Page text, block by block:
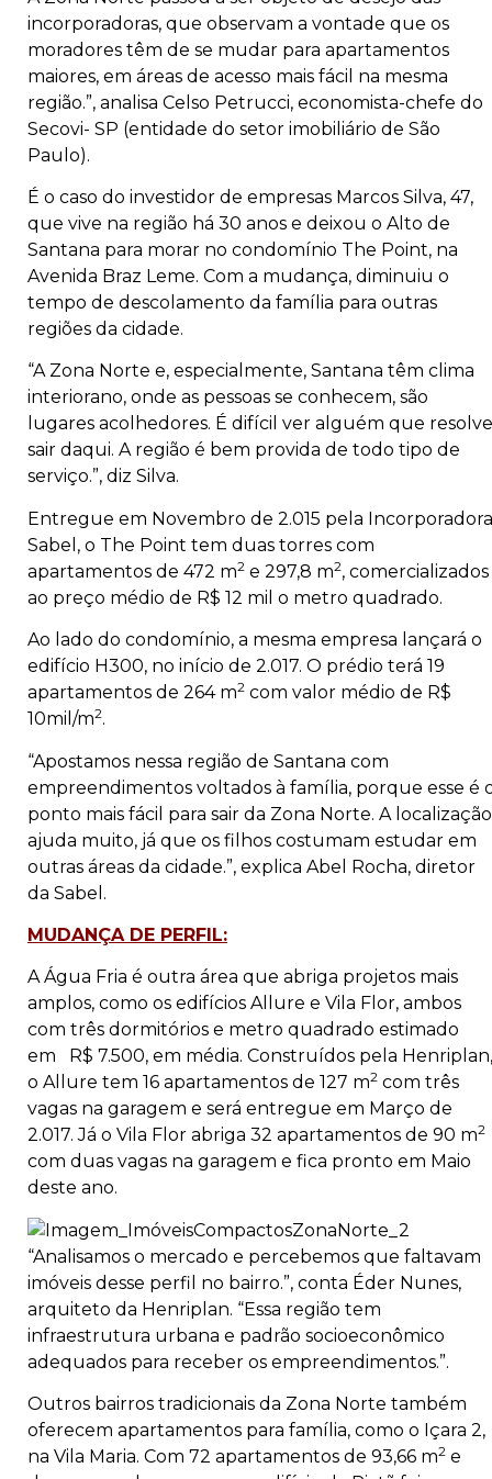
incorporadoras, que observam a vontade que os
moradores têm de se mudar para apartamentos
maiores, em áreas de acesso mais fácil na mesma
região.”, analisa Celso Petrucci, economista-chefe do
Secovi- SP (entidade do setor imobiliário de São
Paulo).
É o caso do investidor de empresas Marcos Silva, 47,
que vive na região há 30 anos e deixou o Alto de
Santana para morar no condomínio The Point, na
Avenida Braz Leme. Com a mudança, diminuiu o
tempo de descolamento da família para outras
regiões da cidade.
“A Zona Norte e, especialmente, Santana têm clima
interiorano, onde as pessoas se conhecem, são
lugares acolhedores. É difícil ver alguém que resolve
sair daqui. A região é bem provida de todo tipo de
serviço.”, diz Silva.
Entregue em Novembro de 2.015 pela Incorporadora
Sabel, o The Point tem duas torres com
apartamentos de 472 m2 e 297,8 m2, comercializados
ao preço médio de R$ 12 mil o metro quadrado.
Ao lado do condomínio, a mesma empresa lançará o
edifício H300, no início de 2.017. O prédio terá 19
apartamentos de 264 m2 com valor médio de R$
10mil/m2.
“Apostamos nessa região de Santana com
empreendimentos voltados à família, porque esse é
ponto mais fácil para sair da Zona Norte. A localização
ajuda muito, já que os filhos costumam estudar em
outras áreas da cidade.”, explica Abel Rocha, diretor
da Sabel.
MUDANÇA DE PERFIL:
A Água Fria é outra área que abriga projetos mais
amplos, como os edifícios Allure e Vila Flor, ambos
com três dormitórios e metro quadrado estimado
em R$ 7.500, em média. Construídos pela Henriplan,
o Allure tem 16 apartamentos de 127 m2 com três
vagas na garagem e será entregue em Março de
2.017. Já o Vila Flor abriga 32 apartamentos de 90 m2
com duas vagas na garagem e fica pronto em Maio
deste ano.
“Analisamos o mercado e percebemos que faltavam
imóveis desse perfil no bairro.”, conta Éder Nunes,
arquiteto da Henriplan. “Essa região tem
infraestrutura urbana e padrão socioeconômico
adequados para receber os empreendimentos.”.
Outros bairros tradicionais da Zona Norte também
oferecem apartamentos para família, como o Içara 2,
na Vila Maria. Com 72 apartamentos de 93,66 m2 e